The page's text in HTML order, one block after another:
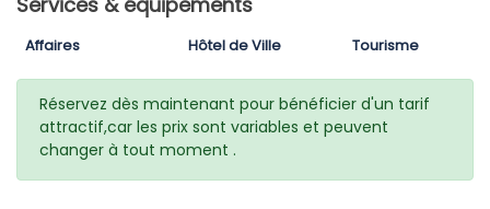
Affaires Hôtel de Ville Tourisme
Réservez dès maintenant pour bénéficier d'un tarif
attractif,car les prix sont variables et peuvent
changer à tout moment .